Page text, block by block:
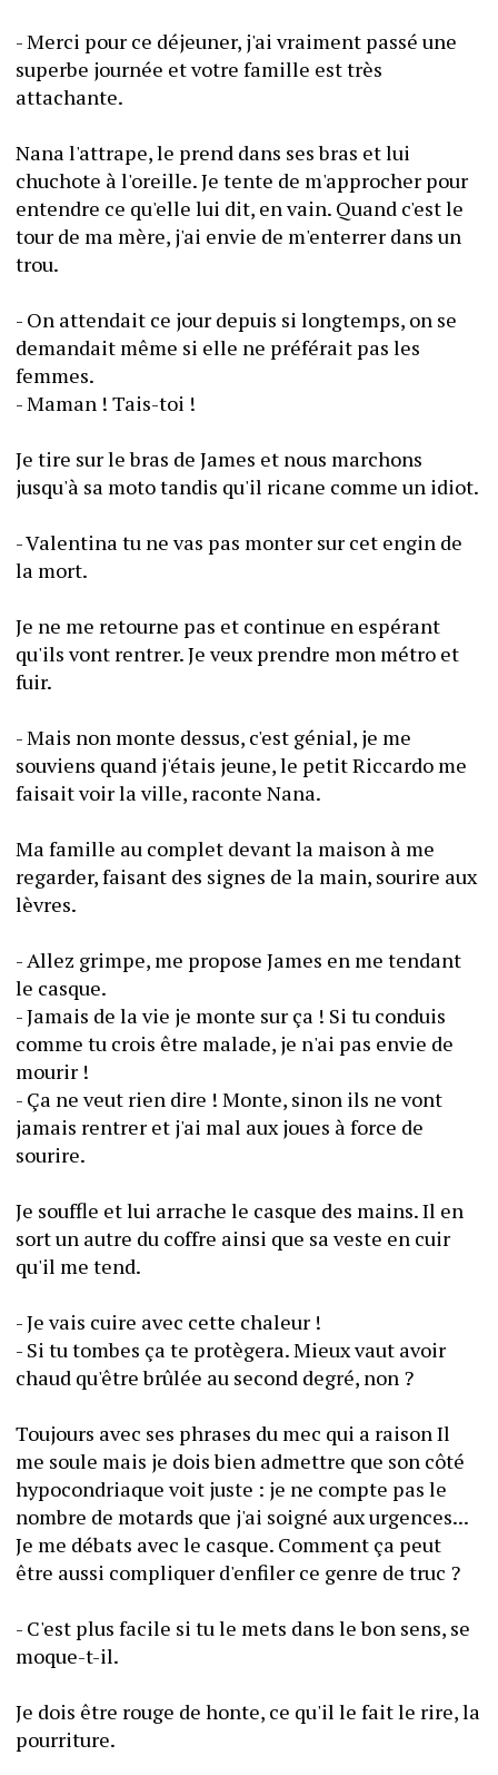
- Merci pour ce déjeuner, j'ai vraiment passé une
superbe journée et votre famille est très
attachante.
Nana l'attrape, le prend dans ses bras et lui
chuchote à l'oreille. Je tente de m'approcher pour
entendre ce qu'elle lui dit, en vain. Quand c'est le
tour de ma mère, j'ai envie de m'enterrer dans un
trou.
- On attendait ce jour depuis si longtemps, on se
demandait même si elle ne préférait pas les
femmes.
Je tire sur le bras de James et nous marchons
jusqu'à sa moto tandis qu'il ricane comme un idiot.
- Valentina tu ne vas pas monter sur cet engin de
Je ne me retourne pas et continue en espérant
qu'ils vont rentrer. Je veux prendre mon métro et
fuir.
- Mais non monte dessus, c'est génial, je me
souviens quand j'étais jeune, le petit Riccardo me
faisait voir la ville, raconte Nana.
Ma famille au complet devant la maison à me
regarder, faisant des signes de la main, sourire aux
- Allez grimpe, me propose James en me tendant
le casque.
- Jamais de la vie je monte sur ça ! Si tu conduis
comme tu crois être malade, je n'ai pas envie de
mourir !
- Ça ne veut rien dire ! Monte, sinon ils ne vont
jamais rentrer et j'ai mal aux joues à force de
sourire.
Je souffle et lui arrache le casque des mains. Il en
sort un autre du coffre ainsi que sa veste en cuir
- Je vais cuire avec cette chaleur !
- Si tu tombes ça te protègera. Mieux vaut avoir
chaud qu'être brûlée au second degré, non ?
Toujours avec ses phrases du mec qui a raison Il
me soule mais je dois bien admettre que son côté
hypocondriaque voit juste : je ne compte pas le
nombre de motards que j'ai soigné aux urgences...
Je me débats avec le casque. Comment ça peut
être aussi compliquer d'enfiler ce genre de truc ?
- C'est plus facile si tu le mets dans le bon sens, se
moque-t-il.
Je dois être rouge de honte, ce qu'il le fait le rire, la
pourriture.